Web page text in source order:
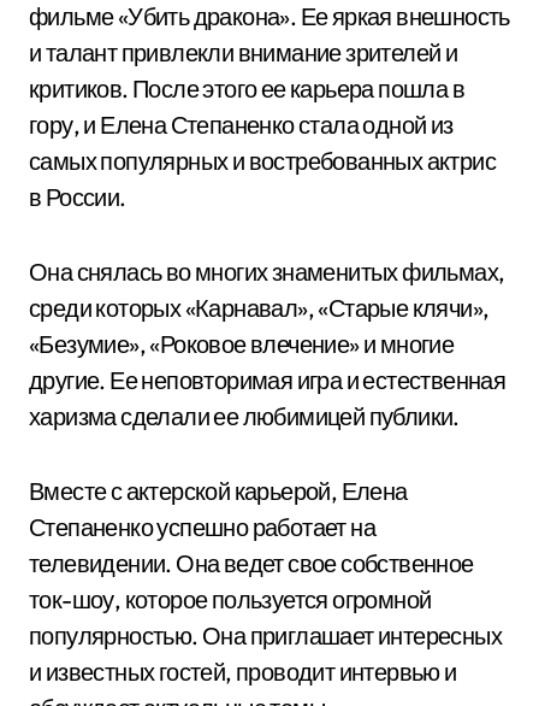
фильме «Убить дракона». Ее яркая внешность
и талант привлекли внимание зрителей и
критиков. После этого ее карьера пошла в
гору, и Елена Степаненко стала одной из
самых популярных и востребованных актрис
в России.
Она снялась во многих знаменитых фильмах,
среди которых «Карнавал», «Старые клячи»,
«Безумие», «Роковое влечение» и многие
другие. Ее неповторимая игра и естественная
харизма сделали ее любимицей публики.
Вместе с актерской карьерой, Елена
Степаненко успешно работает на
телевидении. Она ведет свое собственное
ток-шоу, которое пользуется огромной
популярностью. Она приглашает интересных
и известных гостей, проводит интервью и